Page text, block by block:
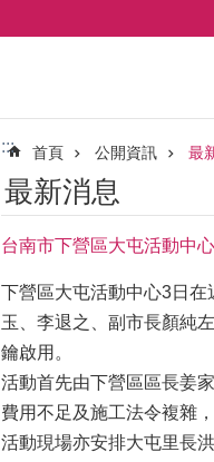
::: 首頁 公開資訊 最
最新消息
台南市下營區大屯活動中
下營區大屯活動中心3日
玉、李退之、副市長顏純
鑰啟用。
活動首先由下營區區長姜
費用不足及施工法令複雜
活動現場亦安排大屯里長